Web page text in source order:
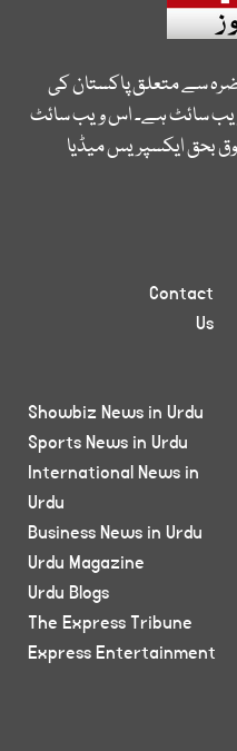
سے متعلق پاکستان کی
سائٹ ہے۔ اس ویب سائٹ
بحق ایکسپریس میڈیا
Contact
Us
Showbiz News in Urdu
Sports News in Urdu
International News in
Urdu
Business News in Urdu
Urdu Magazine
Urdu Blogs
The Express Tribune
Express Entertainment